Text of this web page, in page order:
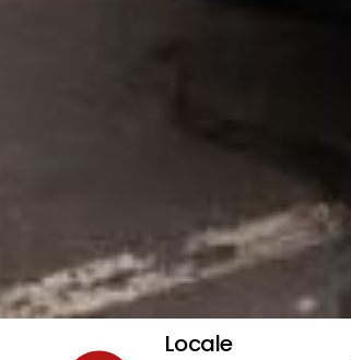
Locale